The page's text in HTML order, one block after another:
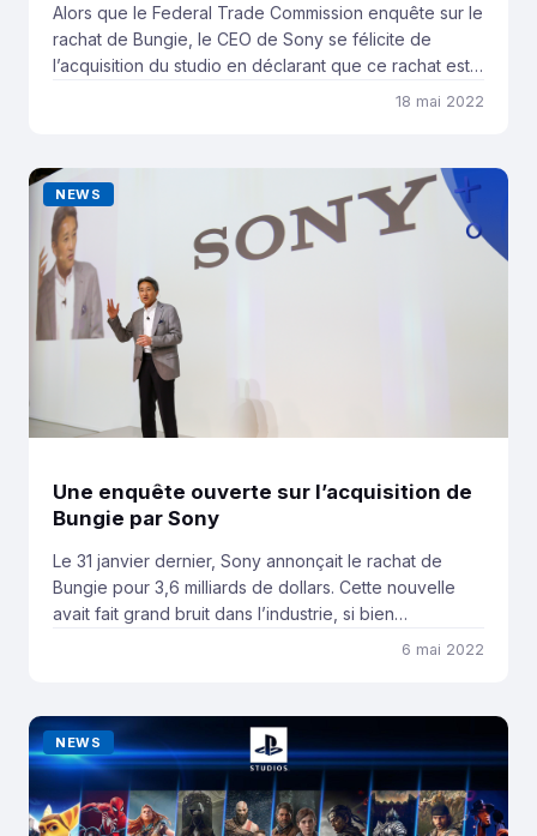
Alors que le Federal Trade Commission enquête sur le
rachat de Bungie, le CEO de Sony se félicite de
l’acquisition du studio en déclarant que ce rachat est
Lors de l’annonce […]
18 mai 2022
NEWS
Une enquête ouverte sur l’acquisition de
Bungie par Sony
Le 31 janvier dernier, Sony annonçait le rachat de
Bungie pour 3,6 milliards de dollars. Cette nouvelle
avait fait grand bruit dans l’industrie, si bien
la Federal Trade Commission (FTC), une organisation
américaine surveillant […]
6 mai 2022
NEWS